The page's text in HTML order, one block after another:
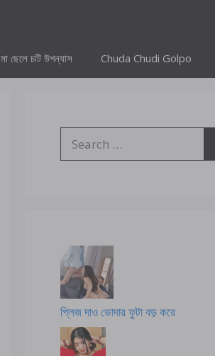
মা ছেলে চটি উপন্যাস Chuda Chudi Golpo
for:
প্লিজ দাও ভোদার ফুটা বড় করে